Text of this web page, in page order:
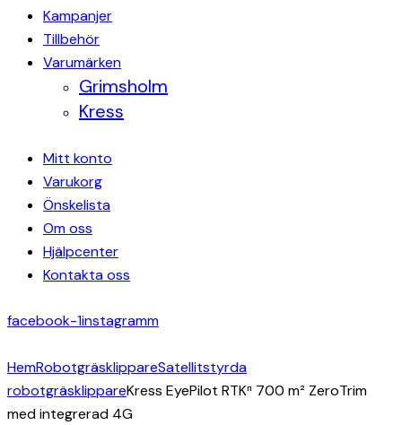
Kampanjer
Tillbehör
Varumärken
Grimsholm
Kress
Mitt konto
Varukorg
Önskelista
Om oss
Hjälpcenter
Kontakta oss
facebook-1instagramm
HemRobotgräsklippareSatellitstyrda
robotgräsklippareKress EyePilot RTKⁿ 700 m² ZeroTrim
med integrerad 4G